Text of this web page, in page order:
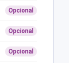
Opcional
Opcional
Opcional